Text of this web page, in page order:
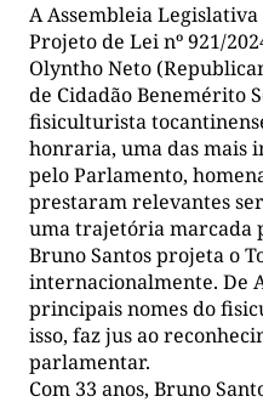
A Assembleia
Projeto de Lei nº 921/
Olyntho Neto
de Cidadão Benemérito
fisiculturista
honraria, uma das mais
pelo Parlamento,
prestaram relevantes
uma trajetória marcada
Bruno Santos projeta o
internacionalmente. De
principais nomes do
isso, faz jus ao
parlamentar.
Com 33 anos, Bruno